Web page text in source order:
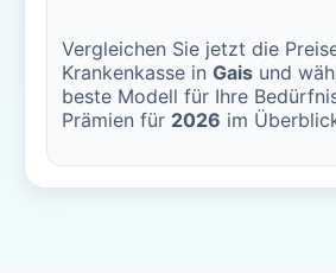
Vergleichen Sie jetzt die
Krankenkasse in Gais und
beste Modell für Ihre
Prämien für 2026 im